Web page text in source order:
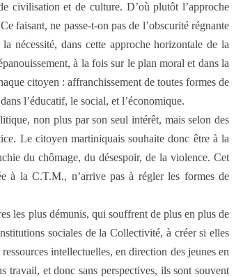
civilisation et de culture. D’où plutôt l’approche
faisant, ne passe-t-on pas de l’obscurité régnante
nécessité, dans cette approche horizontale de la
à la fois sur le plan moral et dans la
citoyen : affranchissement de toutes formes de
l’éducatif, le social, et l’économique.
non plus par son seul intérêt, mais selon des
Le citoyen martiniquais souhaite donc être à la
du chômage, du désespoir, de la violence. Cet
à la C.T.M., n’arrive pas à régler les formes de
les plus démunis, qui souffrent de plus en plus de
sociales de la Collectivité, à créer si elles
intellectuelles, en direction des jeunes en
et donc sans perspectives, ils sont souvent